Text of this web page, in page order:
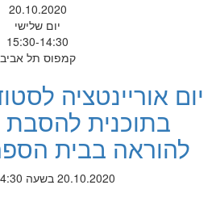
20.10.2020
יום שלישי
15:30-14:30
קמפוס תל אביב
יום אוריינטציה
בתוכנית
להוראה בבית
20.10.2020 בשעה 15:30-14:30